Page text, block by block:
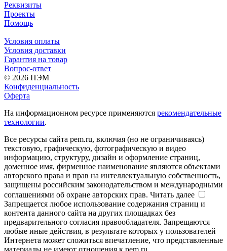
Реквизиты
Проекты
Помощь
Условия оплаты
Условия доставки
Гарантия на товар
Вопрос-ответ
© 2026 ПЭМ
Конфиденциальность
Оферта
На информационном ресурсе применяются рекомендательные
технологии.
Все ресурсы сайта pem.ru, включая (но не ограничиваясь)
текстовую, графическую, фотографическую и видео
информацию, структуру, дизайн и оформление страниц,
доменное имя, фирменное наименование являются объектами
авторского права и прав на интеллектуальную собственность,
защищены российским законодательством и международными
соглашениями об охране авторских прав. Читать далее
Запрещается любое использование содержания страниц и
контента данного сайта на других площадках без
предварительного согласия правообладателя. Запрещаются
любые иные действия, в результате которых у пользователей
Интернета может сложиться впечатление, что представленные